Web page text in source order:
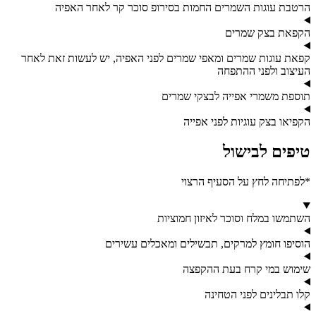
הרטבת עוגות השמרים החמות בסירופ סוכר קר לאחר האפיה
הקפאת בצק שמרים
קפאת עוגות שמרים ומאפי שמרים לפני האפיה, יש לעשות זאת לאחר
העיצוב ולפני ההתפחה
תוספת משמרי אפייה לבצקי שמרים
הקפיאו בצק עוגיות לפני אפייה
טיפים לבישול
*לפתיחה לחץ על הסעיף הרצוי
השתמשו במלח וסוכר לאיזון חמוציות
הוסיפו חומץ למרקים, תבשילים ומאכלים עשירים
שימוש במי קרח בעת ההקפצה
קלו תבלינים לפני הטחינה